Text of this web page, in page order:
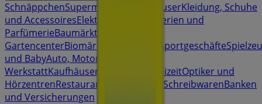
SchnäppchenSupermärkte MöbelhäuserKleidung, Schuhe
und AccessoiresElektromärkte
Drogerien und
ParfümerieBaumärkte und
GartencenterBiomärkte Sportgeschäfte
und BabyAuto, Motorrad und
WerkstattKaufhäuser Reisen und FreizeitOptiker und
HörzentrenRestaurants Bücher und SchreibwarenBanken
und Versicherungen